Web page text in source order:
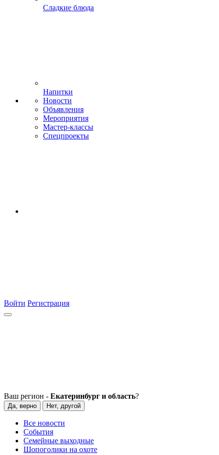
Сладкие блюда
Напитки
Новости
Объявления
Мероприятия
Мастер-классы
Спецпроекты
Войти Регистрация
Ваш регион - Екатеринбург и область?
Да, верно Нет, другой
Все новости
События
Семейные выходные
Шопоголики на охоте